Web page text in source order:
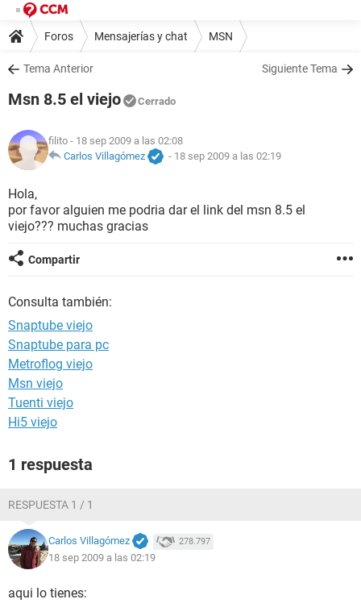
Foros Mensajerías y chat MSN
Tema Anterior Siguiente Tema
Msn 8.5 el viejo Cerrado
filito - 18 sep 2009 a las 02:08
Carlos Villagómez
- 18 sep 2009 a las 02:19
Hola,
por favor alguien me podria dar el link del msn 8.5 el
viejo??? muchas gracias
Compartir
Consulta también:
Snaptube viejo
Snaptube para pc
Metroflog viejo
Msn viejo
Tuenti viejo
Hi5 viejo
1 respuesta
RESPUESTA 1 / 1
Carlos Villagómez 278.797
18 sep 2009 a las 02:19
aqui lo tienes: